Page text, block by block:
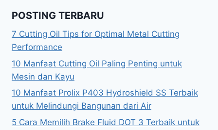
POSTING TERBARU
7 Cutting Oil Tips for Optimal Metal Cutting
Performance
10 Manfaat Cutting Oil Paling Penting untuk
Mesin dan Kayu
10 Manfaat Prolix P403 Hydroshield SS Terbaik
untuk Melindungi Bangunan dari Air
5 Cara Memilih Brake Fluid DOT 3 Terbaik untuk